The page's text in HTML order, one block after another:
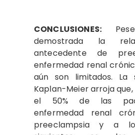
CONCLUSIONES:
demostrada la
antecedente de
enfermedad renal
aún son limitados. La
Kaplan-Meier arroja
el 50% de las
enfermedad renal
preeclampsia y a